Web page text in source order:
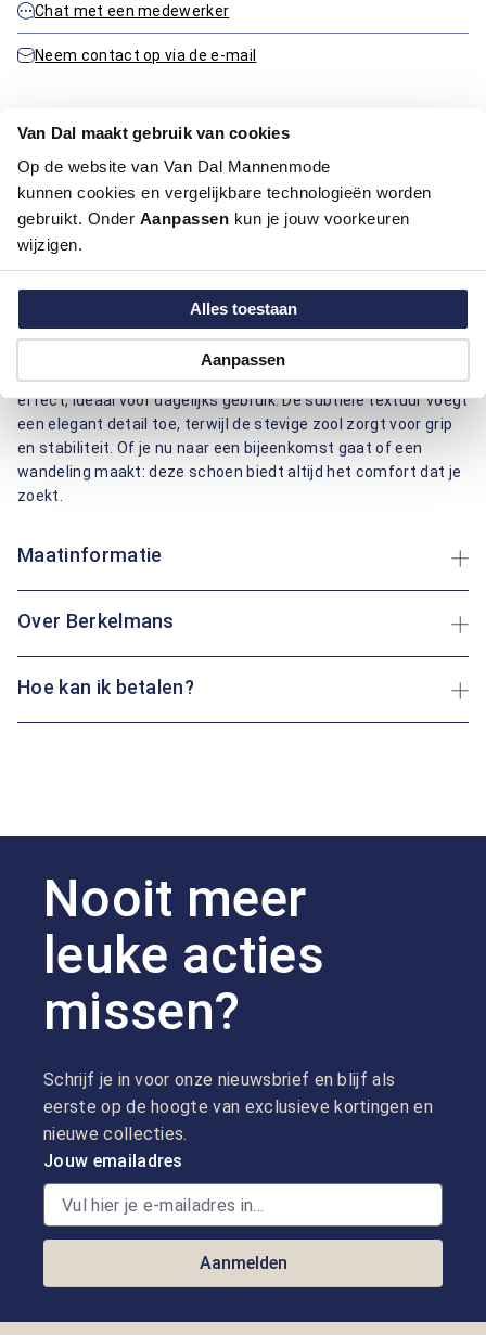
Van Dal maakt gebruik van cookies
Op de website van Van Dal Mannenmode
kunnen cookies en vergelijkbare technologieën worden
gebruikt. Onder Aanpassen kun je jouw voorkeuren
wijzigen.
Alles toestaan
Aanpassen
Chat met een medewerker
Neem contact op via de e-mail
Productinformatie
Artikelnummer
1016375-42
Kleur:
Licht Groen
Materiaal:
Deze schoen van Berkelmans is een uitstekende keuze voor
comfort en stijl. Gemaakt van hoogwaardig leder, biedt deze
schoen duurzaamheid en een luxueuze uitstraling. Het leder
ontwerp zorgt voor een stevige pasvorm en een ademend
effect, ideaal voor dagelijks gebruik. De subtiele textuur voegt
een elegant detail toe, terwijl de stevige zool zorgt voor grip
en stabiliteit. Of je nu naar een bijeenkomst gaat of een
wandeling maakt: deze schoen biedt altijd het comfort dat je
zoekt.
Maatinformatie
Over Berkelmans
Hoe kan ik betalen?
Nooit meer
leuke acties
missen?
Schrijf je in voor onze nieuwsbrief en blijf als
eerste op de hoogte van exclusieve kortingen en
nieuwe collecties.
Jouw emailadres
Aanmelden